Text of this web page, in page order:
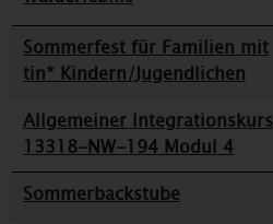
Sommerfest für Familien mit
tin* Kindern/Jugendlichen
Allgemeiner Integrationskurs
13318-NW-194 Modul 4
Sommerbackstube